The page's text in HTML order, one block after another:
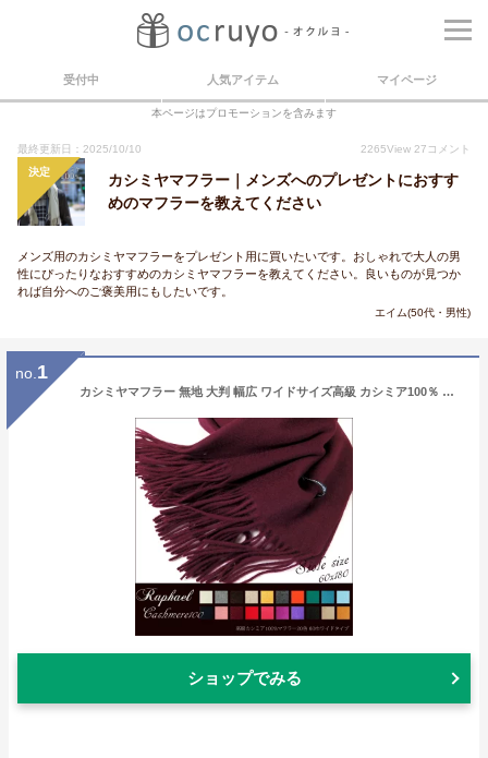
受付中 人気アイテム マイページ
本ページはプロモーションを含みます
最終更新日：2025/10/10 2265View 27 コメント
決定
カシミヤマフラー｜メンズへのプレゼントにおすす
めのマフラーを教えてください
メンズ用のカシミヤマフラーをプレゼント用に買いたいです。おしゃれで大人の男
性にぴったりなおすすめのカシミヤマフラーを教えてください。良いものが見つか
れば自分へのご褒美用にもしたいです。
エイム(50代・男性)
no. 1
カシミヤマフラー 無地 大判 幅広 ワイドサイズ高級 カシミア100％ マフラー 全20色 60cm巾
ショップでみる